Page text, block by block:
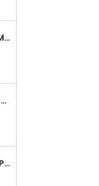
MADENSCHRAUBE MIT SPITZE
LENKERROHR Ø 22 FÜR PROFI & RACER
HINTERRADHEBER SPORT MIT UNIVERSAL-AUFNAHMEN